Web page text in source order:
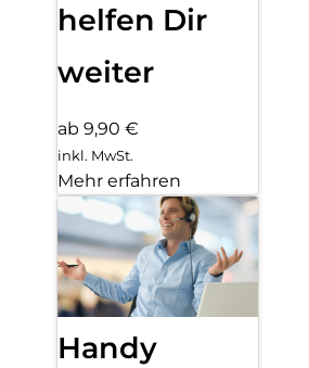
helfen Dir
weiter
ab 9,90 €
inkl. MwSt.
Mehr erfahren
Handy